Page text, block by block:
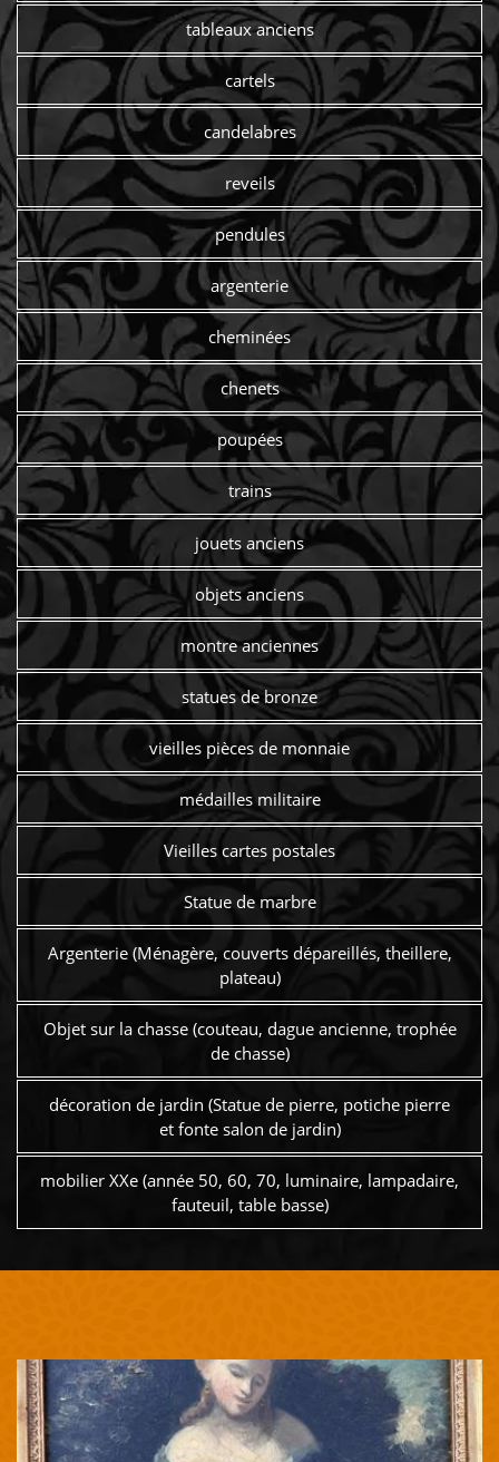
tableaux anciens
cartels
candelabres
reveils
pendules
argenterie
cheminées
chenets
poupées
trains
jouets anciens
objets anciens
montre anciennes
statues de bronze
vieilles pièces de monnaie
médailles militaire
Vieilles cartes postales
Statue de marbre
Argenterie (Ménagère, couverts dépareillés, theillere,
plateau)
Objet sur la chasse (couteau, dague ancienne, trophée
de chasse)
décoration de jardin (Statue de pierre, potiche pierre
et fonte salon de jardin)
mobilier XXe (année 50, 60, 70, luminaire, lampadaire,
fauteuil, table basse)